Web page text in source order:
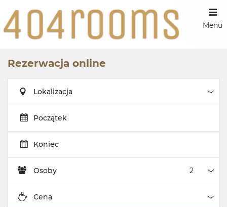
Menu
Rezerwacja online
Lokalizacja
Początek
Koniec
Osoby
Cena